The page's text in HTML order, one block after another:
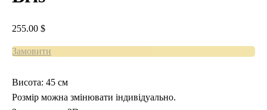
255.00 $
Замовити
Висота: 45 см
Розмір можна змінювати індивідуально.